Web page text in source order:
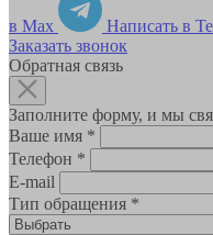
в Max
Написать в
Заказать звонок
Обратная связь
Заполните форму, и мы
Ваше имя *
Телефон *
E-mail
Тип обращения *